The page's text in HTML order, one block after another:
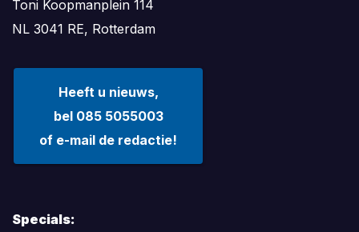
Toni Koopmanplein 114
NL 3041 RE, Rotterdam
Heeft u nieuws,
bel 085 5055003
of e-mail de redactie!
Specials: